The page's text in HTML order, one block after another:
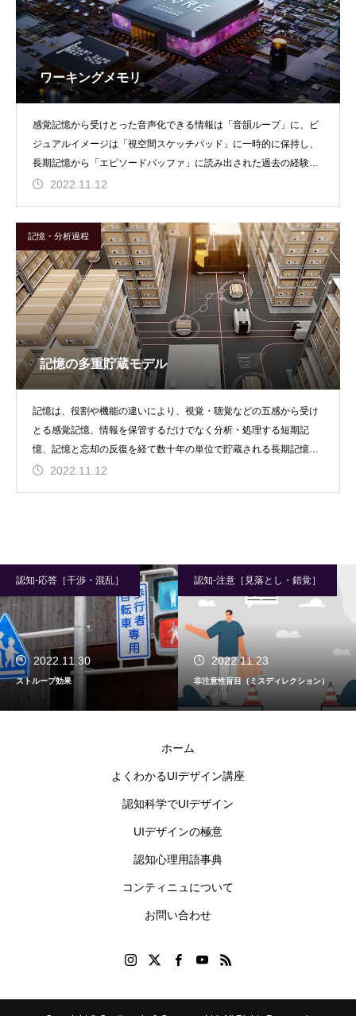
ワーキングメモリ
感覚記憶から受けとった音声化できる情報は「音韻ループ」に、ビ
ジュアルイメージは「視空間スケッチパッド」に一時的に保持し、
長期記憶から「エピソードバッファ」に読み出された過去の経験や
知識を「中央実行系」
2022.11.12
記憶・分析過程
記憶の多重貯蔵モデル
記憶は、役割や機能の違いにより、視覚・聴覚などの五感から受け
とる感覚記憶、情報を保管するだけでなく分析・処理する短期記
憶、記憶と忘却の反復を経て数十年の単位で貯蔵される長期記憶
と、3つの段階で構成され
2022.11.12
認知-応答［干渉・混乱］
2022.11.30
ストループ効果
認知-注意［見落とし・錯覚］
2022.11.23
非注意性盲目（ミスディレクション）
ホーム
よくわかるUIデザイン講座
認知科学でUIデザイン
UIデザインの極意
認知心理用語事典
コンティニュについて
お問い合わせ